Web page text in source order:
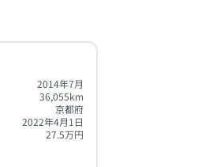
2014年7月
36,055km
京都府
2022年4月1日
27.5万円